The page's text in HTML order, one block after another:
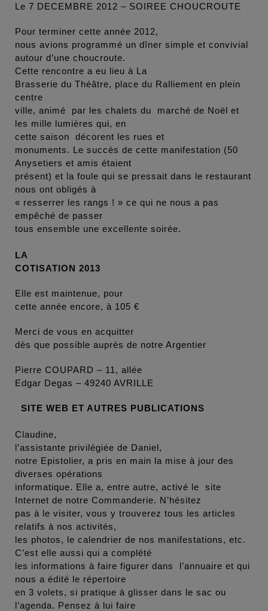
Le 7 DECEMBRE 2012 – SOIREE CHOUCROUTE
Pour terminer cette année 2012,
nous avions programmé un dîner simple et convivial
autour d’une choucroute.
Cette rencontre a eu lieu à La
Brasserie du Théâtre, place du Ralliement en plein
centre
ville, animé par les chalets du marché de Noël et
les mille lumières qui, en
cette saison décorent les rues et
monuments. Le succès de cette manifestation (50
Anysetiers et amis étaient
présent) et la foule qui se pressait dans le restaurant
nous ont obligés à
« resserrer les rangs ! » ce qui ne nous a pas
empêché de passer
tous ensemble une excellente soirée.
LA
COTISATION 2013
Elle est maintenue, pour
cette année encore, à 105 €
Merci de vous en acquitter
dès que possible auprès de notre Argentier
Pierre COUPARD – 11, allée
Edgar Degas – 49240 AVRILLE
SITE WEB ET AUTRES PUBLICATIONS
Claudine,
l’assistante privilégiée de Daniel,
notre Epistolier, a pris en main la mise à jour des
diverses opérations
informatique. Elle a, entre autre, activé le site
Internet de notre Commanderie. N’hésitez
pas à le visiter, vous y trouverez tous les articles
relatifs à nos activités,
les photos, le calendrier de nos manifestations, etc.
C’est elle aussi qui a complété
les informations à faire figurer dans l’annuaire et qui
nous a édité le répertoire
en 3 volets, si pratique à glisser dans le sac ou
l’agenda. Pensez à lui faire